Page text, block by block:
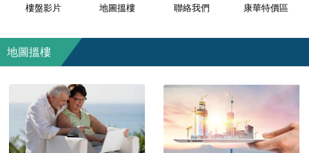
樓盤影片 地圖搵樓 聯絡我們 康華特價區
地圖搵樓